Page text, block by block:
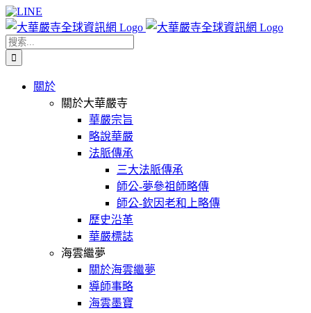
Skip
to
content
Facebook
X
WeChat
YouTube
LINE
搜
索
關於
關於大華嚴寺
華嚴宗旨
略說華嚴
法脈傳承
三大法脈傳承
師公-夢參祖師略傳
師公-欽因老和上略傳
歷史沿革
華嚴標誌
海雲繼夢
關於海雲繼夢
導師事略
海雲墨寶